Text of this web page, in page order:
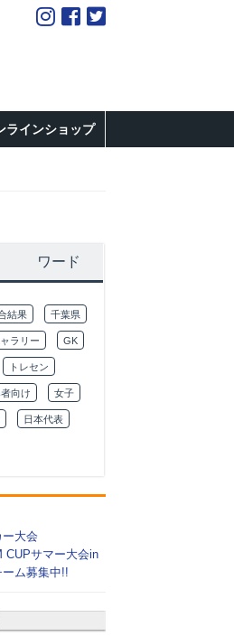
ラインショップ
ワード
結果 千葉県
ラリー GK
トレセン
向け 女子
日本代表
大会
CUPサマー大会in
ム募集中!!